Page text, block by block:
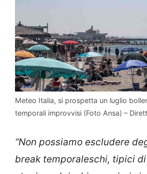
Meteo Italia, si prospetta un luglio
temporali improvvisi (Foto Ansa) –
“Non possiamo escludere
break temporaleschi, tipici